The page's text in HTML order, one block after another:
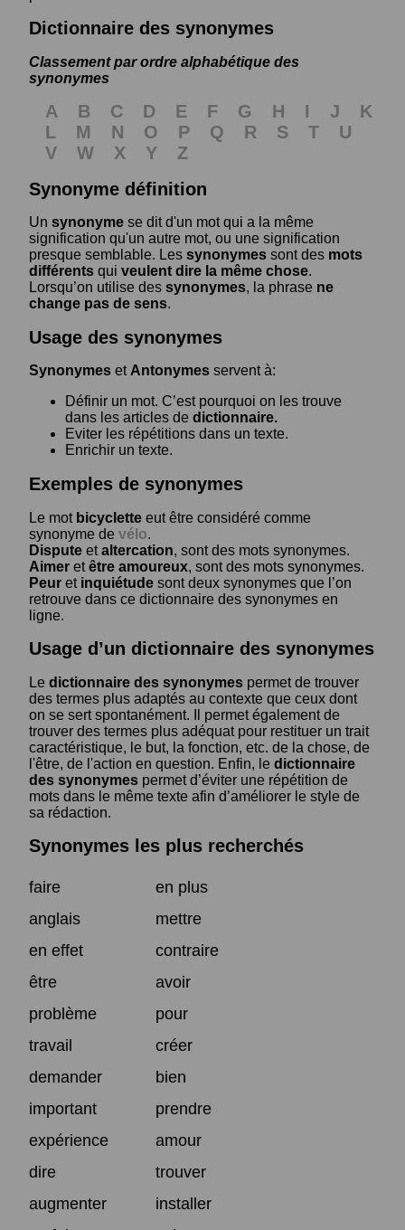
Dictionnaire des synonymes
Classement par ordre alphabétique des
synonymes
A B C D E F G H I J
K
L
M N O P Q R S T
U
V
W X Y
Z
Synonyme définition
Un synonyme se dit d'un mot qui a la même
signification qu'un autre mot, ou une signification
presque semblable. Les synonymes sont des mots
différents qui veulent dire la même chose.
Lorsqu’on utilise des synonymes, la phrase ne
change pas de sens.
Usage des synonymes
Synonymes etAntonymes servent à:
Définir un mot. C’est pourquoi on les trouve
dans les articles de dictionnaire.
Eviter les répétitions dans un texte.
Enrichir un texte.
Exemples de synonymes
Le mot bicyclette eut être considéré comme
synonyme de vélo.
Dispute etaltercation, sont des mots synonymes.
Aimer etêtre amoureux, sont des mots synonymes.
Peur et inquiétude sont deux synonymes que l’on
retrouve dans ce dictionnaire des synonymes en
ligne.
Usage d’un dictionnaire des synonymes
Le dictionnaire des synonymes permet de trouver
des termes plus adaptés au contexte que ceux dont
on se sert spontanément. Il permet également de
trouver des termes plus adéquat pour restituer un trait
caractéristique, le but, la fonction, etc. de la chose, de
l'être, de l'action en question. Enfin, le dictionnaire
des synonymes permet d’éviter une répétition de
mots dans le même texte afin d’améliorer le style de
sa rédaction.
Synonymes les plus recherchés
faire
en plus
anglais
mettre
en effet
contraire
être
avoir
problème
pour
travail
créer
demander
bien
important
prendre
expérience
amour
dire
trouver
augmenter
installer